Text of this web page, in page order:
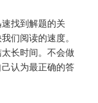
找到解题的关
们阅读的速度。
长时间。不会做
认为最正确的答